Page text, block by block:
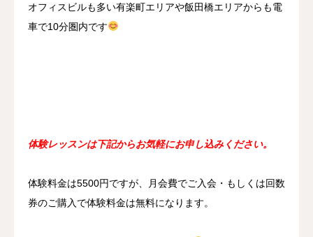
オフィスビルも多い有楽町エリアや飯田橋エリアからも電
車で10分圏内です
体験レッスンは下記からお気軽にお申し込みください。
体験料金は5500円ですが、月会費でご入会・もしくは回数
券のご購入で体験料金は無料になります。